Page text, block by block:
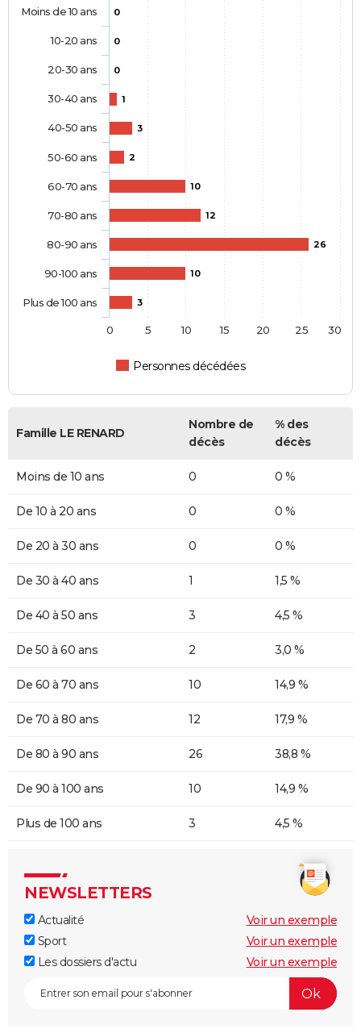
0
0
0
1
3
2
10
12
26
10
3
Personnes décédées
Moins de 10 ans
10-20 ans
20-30 ans
30-40 ans
40-50 ans
50-60 ans
60-70 ans
70-80 ans
80-90 ans
90-100 ans
Plus de 100 ans
0 5 10 15 20 25 30
Famille LE RENARD
Nombre de
décès
% des
décès
Moins de 10 ans 0 0 %
De 10 à 20 ans 0 0 %
De 20 à 30 ans 0 0 %
De 30 à 40 ans 1 1,5 %
De 40 à 50 ans 3 4,5 %
De 50 à 60 ans 2 3,0 %
De 60 à 70 ans 10 14,9 %
De 70 à 80 ans 12 17,9 %
De 80 à 90 ans 26 38,8 %
De 90 à 100 ans 10 14,9 %
Plus de 100 ans 3 4,5 %
NEWSLETTERS
Actualité
Voir un exemple
Sport
Voir un exemple
Les dossiers d'actu
Voir un exemple